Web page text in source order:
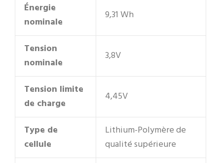
Énergie
nominale
9,31 Wh
Tension
nominale
3,8V
Tension limite
de charge
4,45V
Type de
cellule
Lithium-Polymère de
qualité supérieure